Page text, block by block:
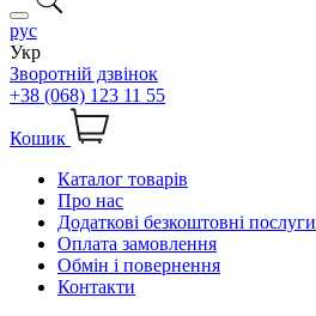
рус
Укр
Зворотній дзвінок
+38 (068) 123 11 55
Кошик
Каталог товарів
Про нас
Додаткові безкоштовні послуги
Оплата замовлення
Обмін і повернення
Контакти